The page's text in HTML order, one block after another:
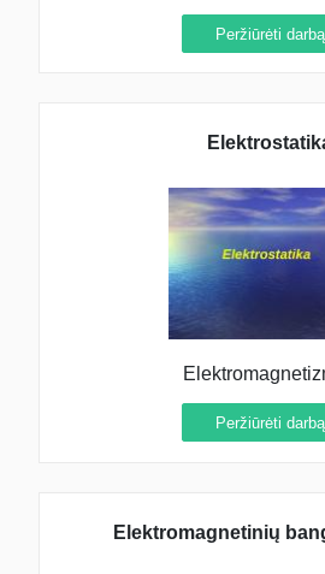
Peržiūrėti darbą
Peržiūrėti darbą
Elektromagnetinių